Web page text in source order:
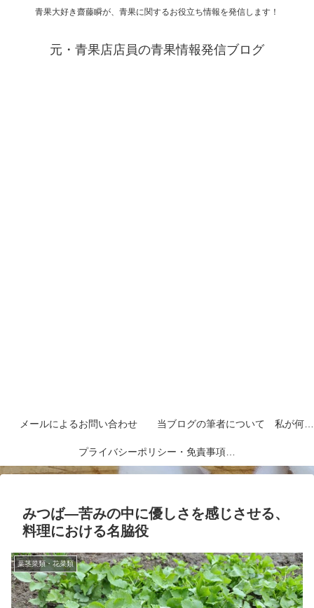
青果大好き齋藤瞬が、青果に関するお役立ち情報を発信します！
元・青果店店員の青果情報発信ブログ
メールによるお問い合わせ 当ブログの筆者について 私が何者なのかを紹介します
プライバシーポリシー・免責事項など
みつば―苦みの中に優しさを感じさせる、
料理における名脇役
葉茎菜類・花菜類